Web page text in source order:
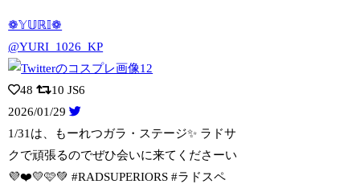
❁𝕐𝕌ℝ𝕀❁
@YURI_1026_KP
48 10 JS6
2026/01/29
1/31は、もーれつガラ・ステージ✨ ラドサ
クで頑張るのでぜひ会いに来てくださーい
💜❤️💛🩷💚 #RADSUPERIORS #ラドスペ